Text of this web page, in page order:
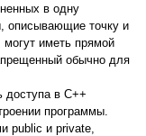
в одну
описывающие точку и
могут иметь прямой
обычно для
доступа в C++
программы.
public и private,